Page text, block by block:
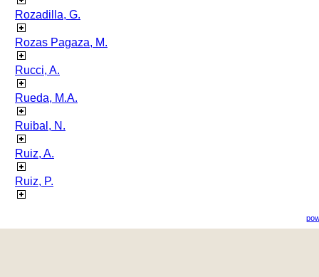
Rozadilla, G.
Rozas Pagaza, M.
Rucci, A.
Rueda, M.A.
Ruibal, N.
Ruiz, A.
Ruiz, P.